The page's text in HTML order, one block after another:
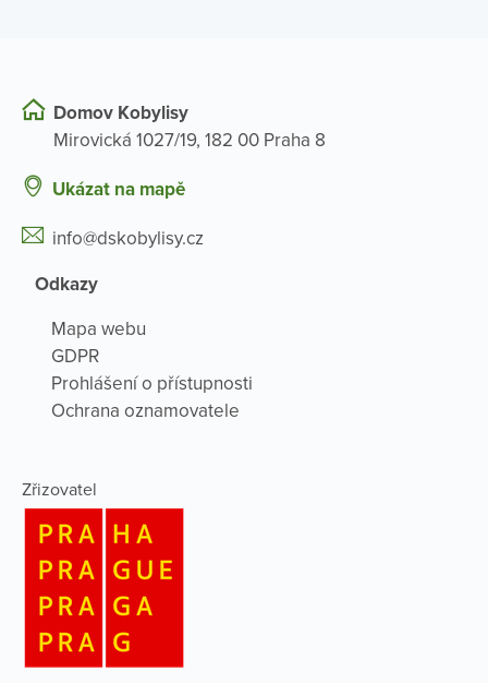
Domov Kobylisy
Mirovická 1027/19, 182 00 Praha 8
Ukázat na mapě
info@dskobylisy.cz
Odkazy
Mapa webu
GDPR
Prohlášení o přístupnosti
Ochrana oznamovatele
Zřizovatel